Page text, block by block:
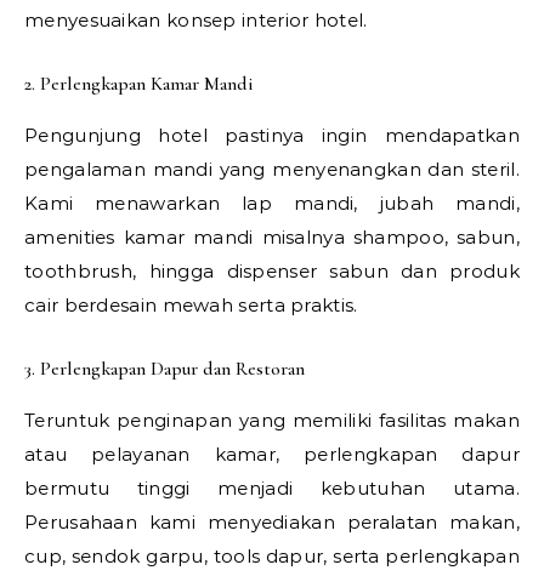
menyesuaikan konsep interior hotel.
2. Perlengkapan Kamar Mandi
Pengunjung hotel pastinya ingin mendapatkan
pengalaman mandi yang menyenangkan dan steril.
Kami menawarkan lap mandi, jubah mandi,
amenities kamar mandi misalnya shampoo, sabun,
toothbrush, hingga dispenser sabun dan produk
cair berdesain mewah serta praktis.
3. Perlengkapan Dapur dan Restoran
Teruntuk penginapan yang memiliki fasilitas makan
atau pelayanan kamar, perlengkapan dapur
bermutu tinggi menjadi kebutuhan utama.
Perusahaan kami menyediakan peralatan makan,
cup, sendok garpu, tools dapur, serta perlengkapan